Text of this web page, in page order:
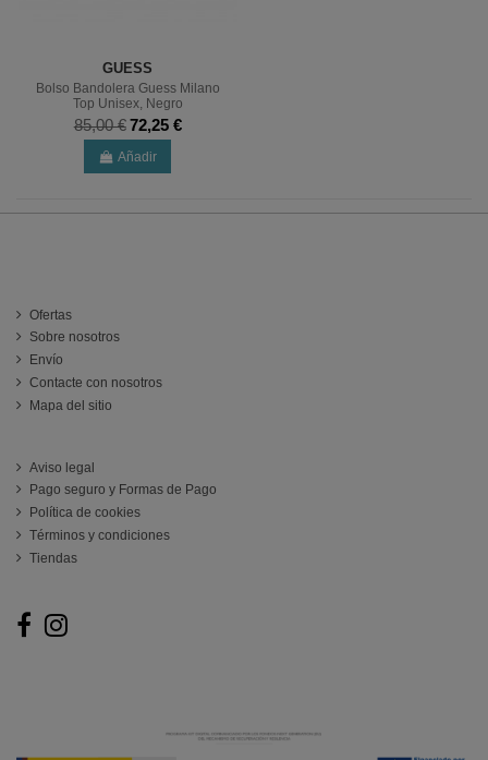
GUESS
Bolso Bandolera Guess Milano
Top Unisex, Negro
85,00 € 72,25 €
Añadir
Ofertas
Sobre nosotros
Envío
Contacte con nosotros
Mapa del sitio
Aviso legal
Pago seguro y Formas de Pago
Política de cookies
Términos y condiciones
Tiendas